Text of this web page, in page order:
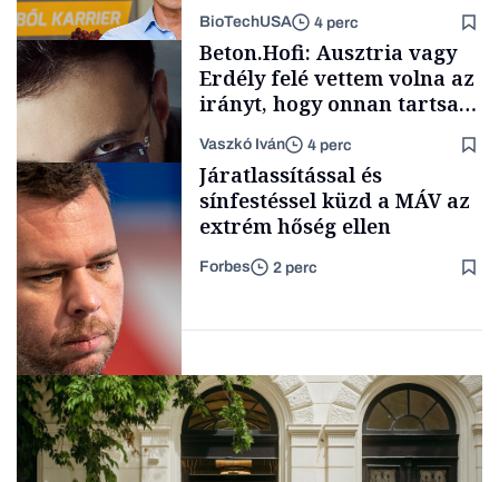
Politika
Content Lab HUB
BioTechUSA 4 perc
Forbes-sztori
Beton.Hofi: Ausztria vagy
Erdély felé vettem volna az
irányt, hogy onnan tartsam
lélegeztetőgépen a magyar
zenét
Vaszkó Iván 4 perc
Társadalom
Járatlassítással és
sínfestéssel küzd a MÁV az
extrém hőség ellen
Forbes 2 perc